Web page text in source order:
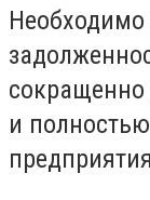
Необходимо
сокращенно
и